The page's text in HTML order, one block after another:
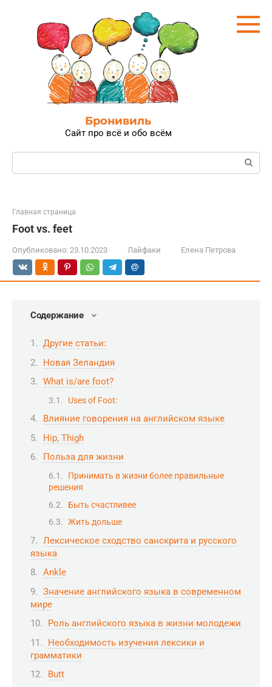
контенту
Бронивиль
Сайт про всё и обо всём
Поиск:
Главная страница
Foot vs. feet
Опубликовано: 23.10.2023 Лайфаки Елена Петрова
Содержание
Другие статьи:
Новая Зеландия
What is/are foot?
Uses of Foot:
Влияние говорения на английском языке
Hip, Thigh
Польза для жизни
Принимать в жизни более правильные
решения
Быть счастливее
Жить дольше
Лексическое сходство санскрита и русского
языка
Ankle
Значение английского языка в современном
мире
Роль английского языка в жизни молодежи
Необходимость изучения лексики и
грамматики
Butt